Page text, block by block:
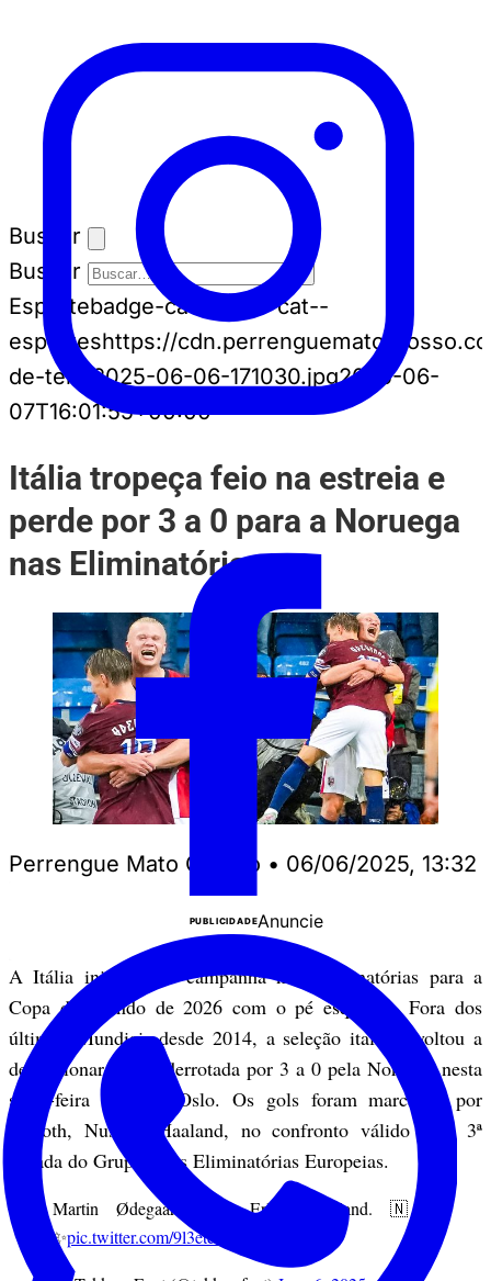
Buscar
Buscar
Esportebadge-cat badge-cat--
esporteshttps://
de-tela-2025-06-06-171030.jpg2025-06-
07T16:01:55+00:00
Itália tropeça feio na estreia e
perde por 3 a 0 para a Noruega
nas Eliminatórias
Perrengue Mato Grosso • 06/06/2025, 13:32
PUBLICIDADEAnuncie
A Itália iniciou sua campanha nas Eliminatórias para a
Copa do Mundo de 2026 com o pé esquerdo. Fora dos
últimos Mundiais desde 2014, a seleção italiana voltou a
decepcionar ao ser derrotada por 3 a 0 pela Noruega nesta
sexta-feira (6), em Oslo. Os gols foram marcados por
Sorloth, Nusa e Haaland, no confronto válido pela 3ª
rodada do Grupo I das Eliminatórias Europeias.
Martin Ødegaard 🤝 Erling Haaland. 🇳🇴
✨pic.twitter.com/9l3etePVw7